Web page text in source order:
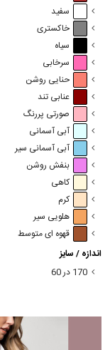
سفید
خاکستری
سیاه
سرخابی
حنایی روشن
عنابی تند
صورتی پررنگ
آبی آسمانی
آبی آسمانی سیر
بنفش روشن
کاهی
کرم
هلویی سیر
قهوه ای متوسط
اندازه / سایز
170 در 60